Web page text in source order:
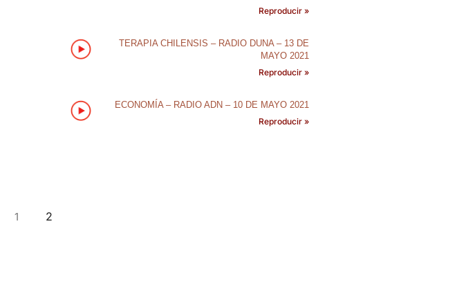
Reproducir »
TERAPIA CHILENSIS – RADIO DUNA – 13 DE
MAYO 2021
Reproducir »
ECONOMÍA – RADIO ADN – 10 DE MAYO 2021
Reproducir »
1 2